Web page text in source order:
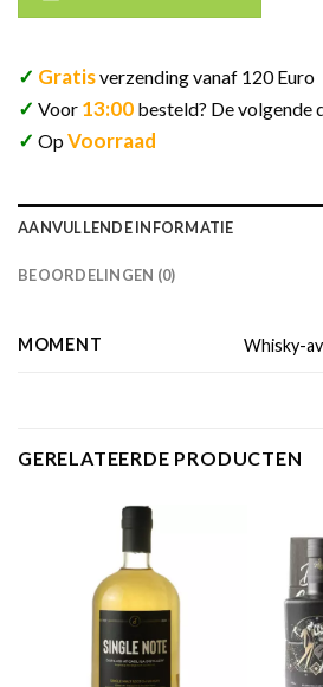
✓ Gratisverzending vanaf 120 Euro
✓ Voor 13:00 besteld? De volgende
✓ OpVoorraad
AANVULLENDE INFORMATIE
BEOORDELINGEN (0)
MOMENT Whisky-
GERELATEERDE PRODUCTEN